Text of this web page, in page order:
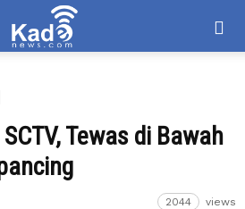
Tewas di Bawah
2044 views